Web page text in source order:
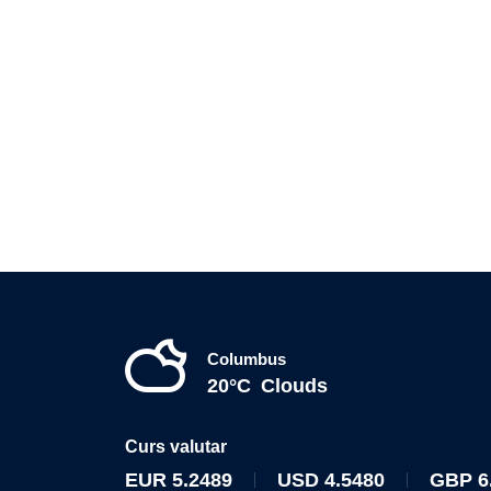
Columbus
20°C Clouds
Curs valutar
EUR 5.2489 USD 4.5480 GBP